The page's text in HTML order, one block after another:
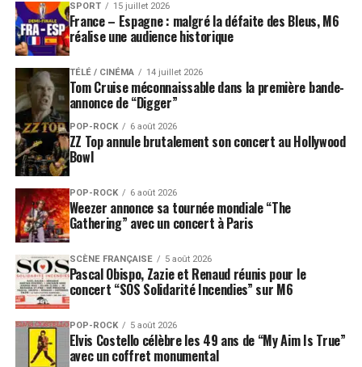
SPORT 15 juillet 2026
France – Espagne : malgré la défaite des Bleus, M6
réalise une audience historique
TÉLÉ / CINÉMA 14 juillet 2026
Tom Cruise méconnaissable dans la première bande-
annonce de “Digger”
POP-ROCK 6 août 2026
ZZ Top annule brutalement son concert au Hollywood
Bowl
POP-ROCK 6 août 2026
Weezer annonce sa tournée mondiale “The
Gathering” avec un concert à Paris
SCÈNE FRANÇAISE 5 août 2026
Pascal Obispo, Zazie et Renaud réunis pour le
concert “SOS Solidarité Incendies” sur M6
POP-ROCK 5 août 2026
Elvis Costello célèbre les 49 ans de “My Aim Is True”
avec un coffret monumental